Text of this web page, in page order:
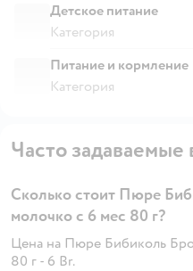
Детское питание
Категория
Питание и кормление
Категория
Часто задаваемые
Сколько стоит Пюре
молочко с 6 мес 80 г?
Цена на Пюре Бибиколь
80 г - 6 Br.